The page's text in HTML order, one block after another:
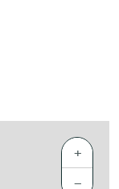
+
−